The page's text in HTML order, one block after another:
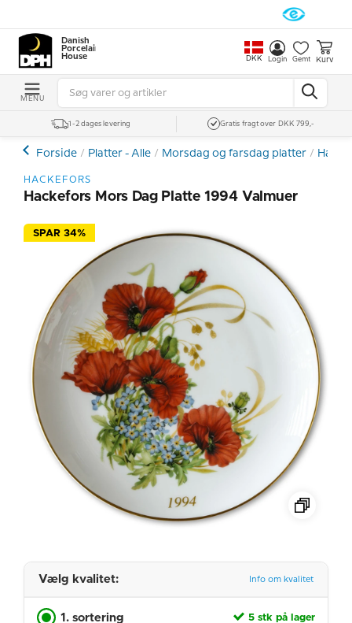
Danish
Porcelain
House
DKK Login Gemt Kurv
MENU
1-2 dages levering Gratis fragt over DKK 799,-
Forside Platter - Alle Morsdag og farsdag platter
HACKEFORS
Hackefors Mors Dag Platte 1994 Valmuer
SPAR 34%
Vælg kvalitet: Info om kvalitet
1. sortering 5 stk på lager